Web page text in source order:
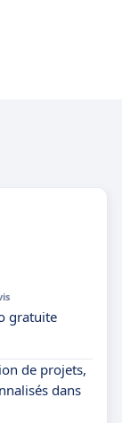
gratuite
de projets,
dans